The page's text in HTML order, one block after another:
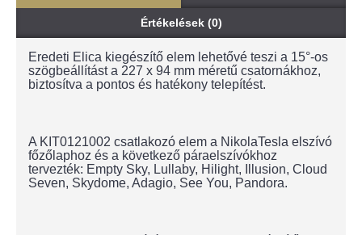
Értékelések (0)
Eredeti Elica kiegészítő elem lehetővé teszi a 15°-os
szögbeállítást a 227 x 94 mm méretű csatornákhoz,
biztosítva a pontos és hatékony telepítést.
A KIT0121002 csatlakozó elem a NikolaTesla elszívó
főzőlaphoz és a következő páraelszívókhoz
tervezték: Empty Sky, Lullaby, Hilight, Illusion, Cloud
Seven, Skydome, Adagio, See You, Pandora.